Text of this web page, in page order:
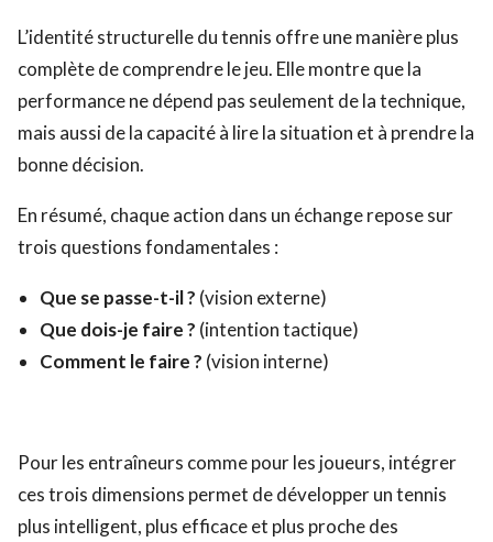
L’identité structurelle du tennis offre une manière plus
complète de comprendre le jeu. Elle montre que la
performance ne dépend pas seulement de la technique,
mais aussi de la capacité à lire la situation et à prendre la
bonne décision.
En résumé, chaque action dans un échange repose sur
trois questions fondamentales :
Que se passe-t-il ? (vision externe)
Que dois-je faire ? (intention tactique)
Comment le faire ? (vision interne)
Pour les entraîneurs comme pour les joueurs, intégrer
ces trois dimensions permet de développer un tennis
plus intelligent, plus efficace et plus proche des